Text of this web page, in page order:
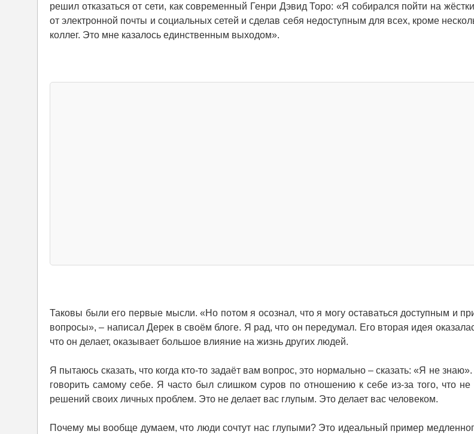
решил отказаться от сети, как современный Генри Дэвид Торо: «Я собирался пойти на
от электронной почты и социальных сетей и сделав себя недоступным для всех, кроме
коллег. Это мне казалось единственным выходом».
Таковы были его первые мысли. «Но потом я осознал, что я могу оставаться доступным и
вопросы», – написал Дерек в своём блоге. Я рад, что он передумал. Его вторая идея
что он делает, оказывает большое влияние на жизнь других людей.
Я пытаюсь сказать, что когда кто-то задаёт вам вопрос, это нормально – сказать: «Я не
говорить самому себе. Я часто был слишком суров по отношению к себе из-за того, что
решений своих личных проблем. Это не делает вас глупым. Это делает вас человеком.
Почему мы вообще думаем, что люди сочтут нас глупыми? Это идеальный пример